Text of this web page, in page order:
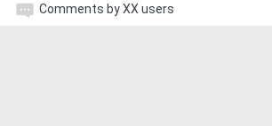
Comments by XX users